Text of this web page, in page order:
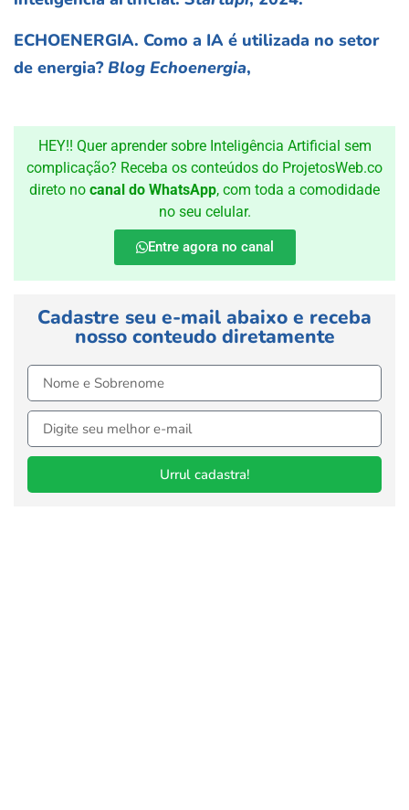
ECHOENERGIA. Como a IA é utilizada no setor
de energia?Blog Echoenergia,
HEY!! Quer aprender sobre Inteligência Artificial sem
complicação? Receba os conteúdos do ProjetosWeb.co
direto no canal do WhatsApp, com toda a comodidade
no seu celular.
Entre agora no canal
Cadastre seu e-mail abaixo e receba
nosso conteudo diretamente
Urrul cadastra!